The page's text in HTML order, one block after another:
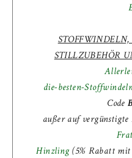
STILLZUBEHÖR
die-besten-
Code
außer auf
Hinzling(5% Rabatt mit